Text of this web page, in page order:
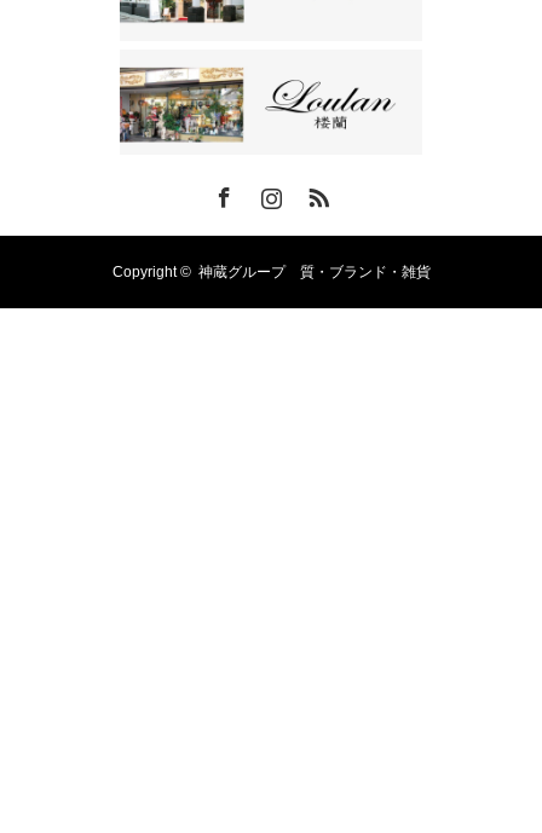
Copyright © 神蔵グループ 質・ブランド・雑貨